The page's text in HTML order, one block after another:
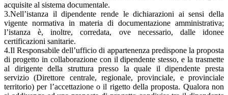
acquisite al sistema documentale.
3.Nell’istanza il dipendente rende le dichiarazioni ai sensi della
vigente normativa in materia di documentazione amministrativa;
l’istanza è, inoltre, corredata, ove necessario, dalle idonee
certificazioni sanitarie.
4.Il Responsabile dell’ufficio di appartenenza predispone la proposta
di progetto in collaborazione con il dipendente stesso, e la trasmette
al dirigente della struttura presso la quale il dipendente presta
servizio (Direttore centrale, regionale, provinciale, e provinciale
territorio) per l’accettazione o il rigetto della proposta. Qualora non